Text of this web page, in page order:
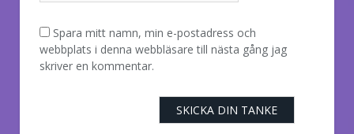
Spara mitt namn, min e-postadress och
webbplats i denna webbläsare till nästa gång jag
skriver en kommentar.